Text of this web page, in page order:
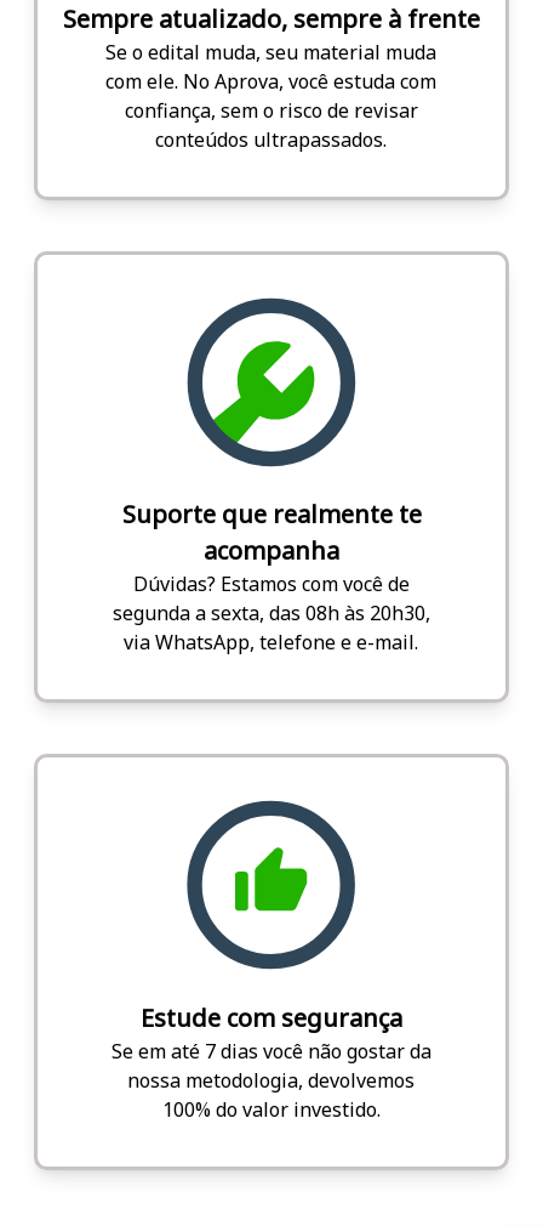
Sempre atualizado, sempre à frente
Se o edital muda, seu material muda
com ele. No Aprova, você estuda com
confiança, sem o risco de revisar
conteúdos ultrapassados.
Suporte que realmente te
acompanha
Dúvidas? Estamos com você de
segunda a sexta, das 08h às 20h30,
via WhatsApp, telefone e e-mail.
Estude com segurança
Se em até 7 dias você não gostar da
nossa metodologia, devolvemos
100% do valor investido.